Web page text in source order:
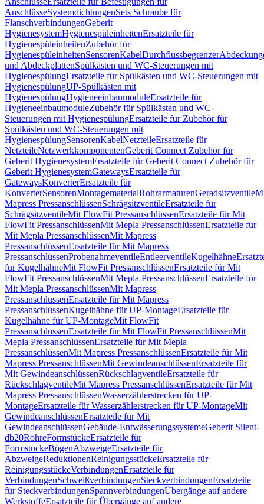
AnschlüsseSystemdichtungenSets Schraube für
FlanschverbindungenGeberit
HygienesystemHygienespüleinheitenErsatzteile für
HygienespüleinheitenZubehör für
HygienespüleinheitenSensorenKabelDurchflussbegrenzer
und AbdeckplattenSpülkästen und WC-Steuerungen mit
HygienespülungErsatzteile für Spülkästen und WC-Steuerungen mit
HygienespülungUP-Spülkästen mit
HygienespülungHygieneeinbaumoduleErsatzteile für
HygieneeinbaumoduleZubehör für Spülkästen und WC-
Steuerungen mit HygienespülungErsatzteile für Zubehör für
Spülkästen und WC-Steuerungen mit
HygienespülungSensorenKabelNetzteileErsatzteile für
NetzteileNetzwerkkomponentenGeberit Connect Zubehör für
Geberit HygienesystemErsatzteile für Geberit Connect Zubehör für
Geberit HygienesystemGatewaysErsatzteile für
GatewaysKonverterErsatzteile für
KonverterSensorenMontagematerialRohrarmaturenGeradsitzventile
Mapress PressanschlüssenSchrägsitzventileErsatzteile für
SchrägsitzventileMit FlowFit PressanschlüssenErsatzteile für Mit
FlowFit PressanschlüssenMit Mepla PressanschlüssenErsatzteile für
Mit Mepla PressanschlüssenMit Mapress
PressanschlüssenErsatzteile für Mit Mapress
PressanschlüssenProbenahmeventileEntleerventileKugelhähne
für KugelhähneMit FlowFit PressanschlüssenErsatzteile für Mit
FlowFit PressanschlüssenMit Mepla PressanschlüssenErsatzteile für
Mit Mepla PressanschlüssenMit Mapress
PressanschlüssenErsatzteile für Mit Mapress
PressanschlüssenKugelhähne für UP-MontageErsatzteile für
Kugelhähne für UP-MontageMit FlowFit
PressanschlüssenErsatzteile für Mit FlowFit PressanschlüssenMit
Mepla PressanschlüssenErsatzteile für Mit Mepla
PressanschlüssenMit Mapress PressanschlüssenErsatzteile für Mit
Mapress PressanschlüssenMit GewindeanschlüssenErsatzteile für
Mit GewindeanschlüssenRückschlagventileErsatzteile für
RückschlagventileMit Mapress PressanschlüssenErsatzteile für Mit
Mapress PressanschlüssenWasserzählerstrecken für UP-
MontageErsatzteile für Wasserzählerstrecken für UP-MontageMit
GewindeanschlüssenErsatzteile für Mit
GewindeanschlüssenGebäude-EntwässerungssystemeGeberit Silent-
db20RohreFormstückeErsatzteile für
FormstückeBögenAbzweigeErsatzteile für
AbzweigeReduktionenReinigungsstückeErsatzteile für
ReinigungsstückeVerbindungenErsatzteile für
VerbindungenSchweißverbindungenSteckverbindungenErsatzteile
für SteckverbindungenSpannverbindungenÜbergänge auf andere
WerkstoffeErsatzteile für Übergänge auf andere